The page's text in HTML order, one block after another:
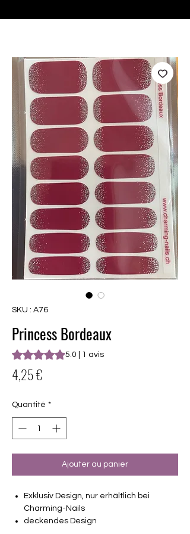
SKU : A76
Princess Bordeaux
La note est de 5.0 sur cinq étoiles selon 1
5.0 | 1 avis
4,25 €
Quantité *
Ajouter au panier
Exklusiv Design, nur erhältlich bei
Charming-Nails
deckendes Design